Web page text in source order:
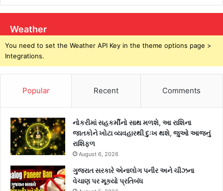
f
:
Weather
You need to set the Weather API Key in the theme options page >
Integrations.
Popular Recent Comments
નોકરીમાં સહકર્મીનો સાથ મળશે, આ રાશિના
જાતકોને ખોટા વ્યવહારથી દુઃખ થશે, જુઓ આજનું
રાશિફળ
August 6, 2026
ગુજરાત સરકારે એનાલોગ પનીર અને ચીઝના
વેચાણ પર મૂક્યો પ્રતિબંધ